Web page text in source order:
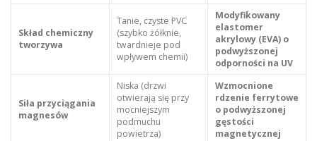
Skład chemiczny
tworzywa
Tanie, czyste PVC
(szybko żółknie,
twardnieje pod
wpływem chemii)
Modyfikowany
elastomer
akrylowy (EVA) o
podwyższonej
odporności na UV
Siła przyciągania
magnesów
Niska (drzwi
otwierają się przy
mocniejszym
podmuchu
powietrza)
Wzmocnione
rdzenie ferrytowe
o podwyższonej
gęstości
magnetycznej